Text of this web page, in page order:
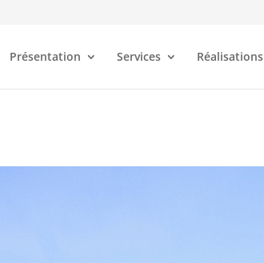
Présentation Services Réalisations